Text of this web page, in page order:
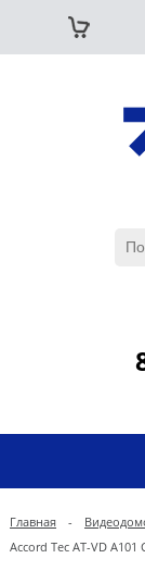
Главная -
Accord Tec AT-VD